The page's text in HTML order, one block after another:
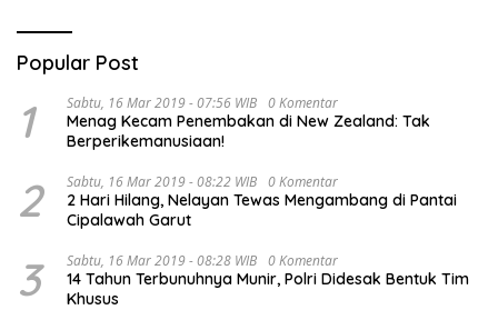
Popular Post
1 Sabtu, 16 Mar 2019 - 07:56 WIB 0 Komentar
Menag Kecam Penembakan di New Zealand: Tak
Berperikemanusiaan!
2 Sabtu, 16 Mar 2019 - 08:22 WIB 0 Komentar
2 Hari Hilang, Nelayan Tewas Mengambang di Pantai
Cipalawah Garut
3 Sabtu, 16 Mar 2019 - 08:28 WIB 0 Komentar
14 Tahun Terbunuhnya Munir, Polri Didesak Bentuk Tim
Khusus